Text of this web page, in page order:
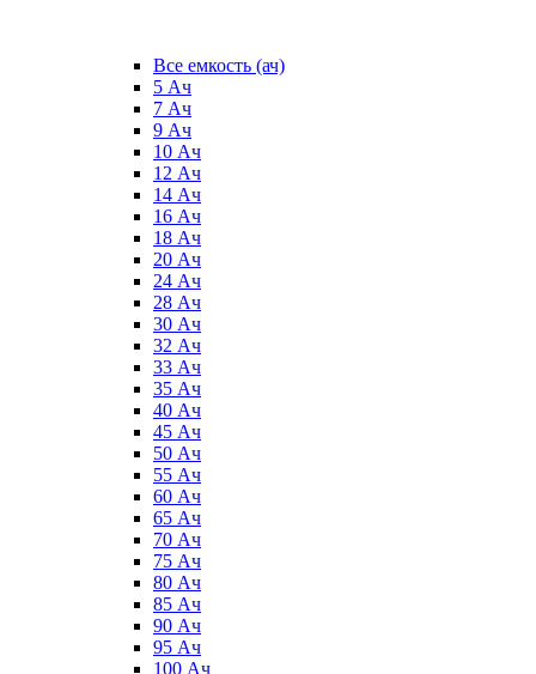
Все емкость (ач)
5 Ач
7 Ач
9 Ач
10 Ач
12 Ач
14 Ач
16 Ач
18 Ач
20 Ач
24 Ач
28 Ач
30 Ач
32 Ач
33 Ач
35 Ач
40 Ач
45 Ач
50 Ач
55 Ач
60 Ач
65 Ач
70 Ач
75 Ач
80 Ач
85 Ач
90 Ач
95 Ач
100 Ач